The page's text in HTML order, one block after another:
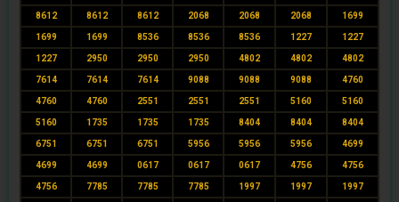
8612 8612 8612 2068 2068 2068 1699
1699 1699 8536 8536 8536 1227 1227
1227 2950 2950 2950 4802 4802 4802
7614 7614 7614 9088 9088 9088 4760
4760 4760 2551 2551 2551 5160 5160
5160 1735 1735 1735 8404 8404 8404
6751 6751 6751 5956 5956 5956 4699
4699 4699 0617 0617 0617 4756 4756
4756 7785 7785 7785 1997 1997 1997